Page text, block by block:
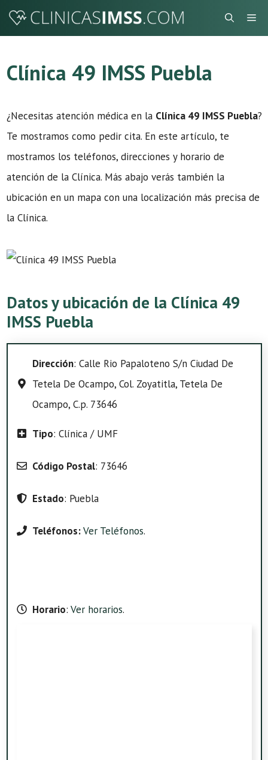
Saltar
Clínica 49 IMSS Puebla
¿Necesitas atención médica en la Clínica 49 IMSS Puebla?
Te mostramos como pedir cita. En este artículo, te
mostramos los teléfonos, direcciones y horario de
atención de la Clínica. Más abajo verás también la
ubicación en un mapa con una localización más precisa de
la Clínica.
Datos y ubicación de la Clínica 49
IMSS Puebla
Dirección: Calle Rio Papaloteno S/n Ciudad De
Tetela De Ocampo, Col. Zoyatitla, Tetela De
Ocampo, C.p. 73646
Tipo: Clínica / UMF
Código Postal: 73646
Estado: Puebla
Teléfonos:Ver Teléfonos.
Horario: Ver horarios.